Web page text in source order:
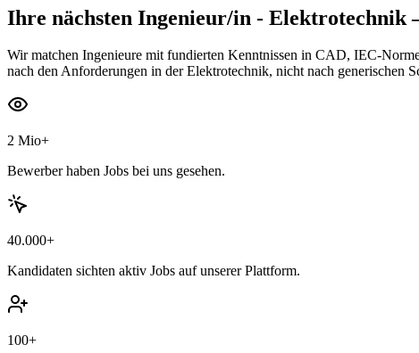
Ihre nächsten Ingenieur/in - Elektrotechnik
Wir matchen Ingenieure mit fundierten Kenntnissen in CAD, IEC-
nach den Anforderungen in der Elektrotechnik, nicht nach generischen
2 Mio+
Bewerber haben Jobs bei uns gesehen.
40.000+
Kandidaten sichten aktiv Jobs auf unserer Plattform.
100+